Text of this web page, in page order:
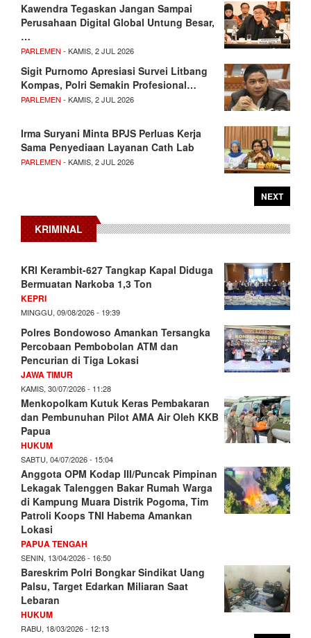
Kawendra Tegaskan Jangan Sampai
Perusahaan Digital Global Untung Besar,
…
PARLEMEN - KAMIS, 2 JUL 2026
Sigit Purnomo Apresiasi Survei Litbang
Kompas, Polri Semakin Profesional…
PARLEMEN - KAMIS, 2 JUL 2026
Irma Suryani Minta BPJS Perluas Kerja
Sama Penyediaan Layanan Cath Lab
PARLEMEN - KAMIS, 2 JUL 2026
NEXT
KRIMINAL
KRI Kerambit-627 Tangkap Kapal Diduga
Bermuatan Narkoba 1,3 Ton
KEPRI
MINGGU, 09/08/2026 - 19:39
Polres Bondowoso Amankan Tersangka
Percobaan Pembobolan ATM dan
Pencurian di Tiga Lokasi
JAWA TIMUR
KAMIS, 30/07/2026 - 11:28
Menkopolkam Kutuk Keras Pembakaran
dan Pembunuhan Pilot AMA Air Oleh KKB
Papua
HUKUM
SABTU, 04/07/2026 - 15:04
Anggota OPM Kodap III/Puncak Pimpinan
Lekagak Talenggen Bakar Rumah Warga
di Kampung Muara Distrik Pogoma, Tim
Patroli Koops TNI Habema Amankan
Lokasi
PAPUA TENGAH
SENIN, 13/04/2026 - 16:50
Bareskrim Polri Bongkar Sindikat Uang
Palsu, Target Edarkan Miliaran Saat
Lebaran
HUKUM
RABU, 18/03/2026 - 12:13